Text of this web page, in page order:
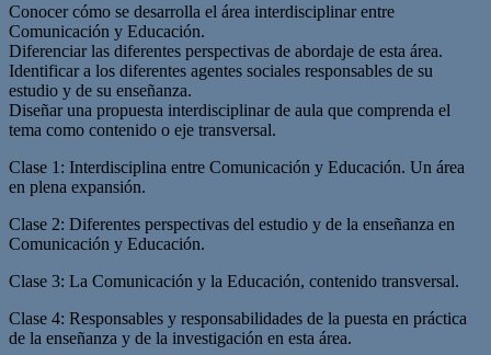
Conocer cómo se desarrolla el área interdisciplinar entre
Comunicación y Educación.
Diferenciar las diferentes perspectivas de abordaje de esta área.
Identificar a los diferentes agentes sociales responsables de su
estudio y de su enseñanza.
Diseñar una propuesta interdisciplinar de aula que comprenda el
tema como contenido o eje transversal.
Clase 1: Interdisciplina entre Comunicación y Educación. Un área
en plena expansión.
Clase 2: Diferentes perspectivas del estudio y de la enseñanza en
Comunicación y Educación.
Clase 3: La Comunicación y la Educación, contenido transversal.
Clase 4: Responsables y responsabilidades de la puesta en práctica
de la enseñanza y de la investigación en esta área.